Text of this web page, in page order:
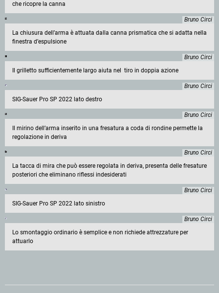
che ricopre la canna
Bruno Circi
La chiusura dell’arma è attuata dalla canna prismatica che si adatta nella
finestra d’espulsione
Bruno Circi
Il grilletto sufficientemente largo aiuta nel tiro in doppia azione
Bruno Circi
SIG-Sauer Pro SP 2022 lato destro
Bruno Circi
Il mirino dell’arma inserito in una fresatura a coda di rondine permette la
regolazione in deriva
Bruno Circi
La tacca di mira che può essere regolata in deriva, presenta delle fresature
posteriori che eliminano riflessi indesiderati
Bruno Circi
SIG-Sauer Pro SP 2022 lato sinistro
Bruno Circi
Lo smontaggio ordinario è semplice e non richiede attrezzature per
attuarlo